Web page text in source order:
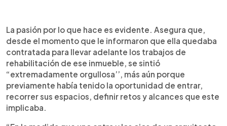
La pasión por lo que hace es evidente. Asegura que,
desde el momento que le informaron que ella quedaba
contratada para llevar adelante los trabajos de
rehabilitación de ese inmueble, se sintió
“extremadamente orgullosa’’, más aún porque
previamente había tenido la oportunidad de entrar,
recorrer sus espacios, definir retos y alcances que este
implicaba.